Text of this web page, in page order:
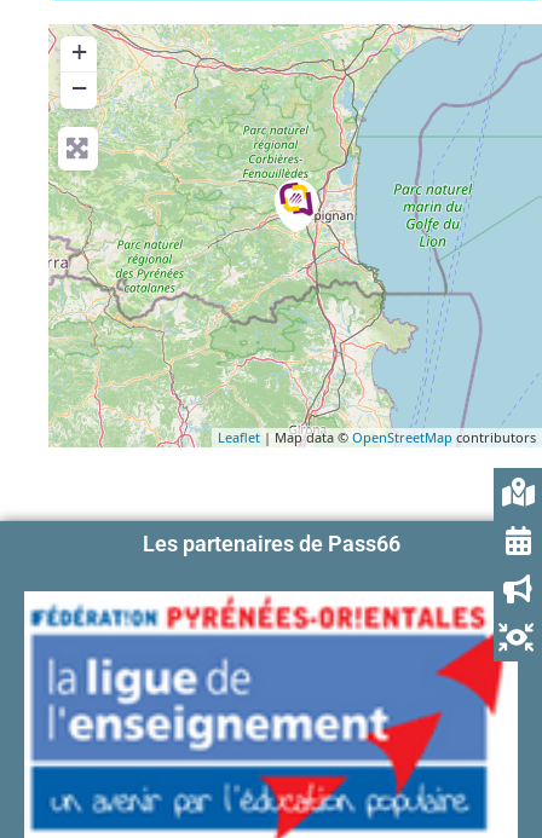
+
−
Leaflet | Map data © OpenStreetMap contributors
Les partenaires de Pass66